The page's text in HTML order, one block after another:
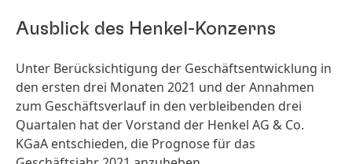
Ausblick des Henkel-Konzerns
Unter Berücksichtigung der Geschäftsentwicklung in
den ersten drei Monaten 2021 und der Annahmen
zum Geschäftsverlauf in den verbleibenden drei
Quartalen hat der Vorstand der Henkel AG & Co.
KGaA entschieden, die Prognose für das